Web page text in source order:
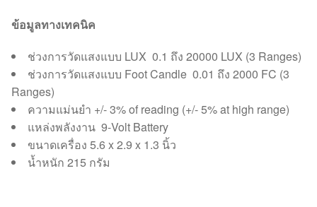
ข้อมูลทางเทคนิค
ช่วงการวัดแสงแบบ LUX 0.1 ถึง 20000 LUX (3 Ranges)
ช่วงการวัดแสงแบบ Foot Candle 0.01 ถึง 2000 FC (3
Ranges)
ความแม่นยำ +/- 3% of reading (+/- 5% at high range)
แหล่งพลังงาน 9-Volt Battery
ขนาดเครื่อง 5.6 x 2.9 x 1.3 นิ้ว
น้ำหนัก 215 กรัม